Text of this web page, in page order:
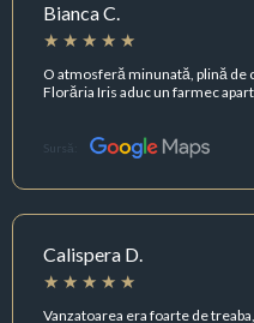
Bianca C.
O atmosferă minunată, plină de
Florăria Iris aduc un farmec
Sursă:
Calispera D.
Vanzatoarea era foarte de